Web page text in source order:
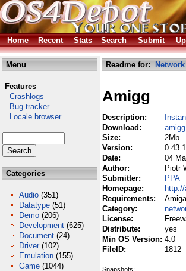
Home Recent Stats Search Submit
Menu
Features
Crashlogs
Bug tracker
Locale browser
Categories
Audio (351)
Datatype (51)
Demo (206)
Development (625)
Document (24)
Driver (102)
Emulation (155)
Game (1044)
Readme for: Network
Amigg
Description:
Download:
Size:
2Mb
Version:
Date:
04
Author:
Piotr
Submitter:
PPA
Homepage:
Requirements:
Category:
License:
Distribute:
yes
Min OS Version: 4.0
FileID:
1812
Snapshots: